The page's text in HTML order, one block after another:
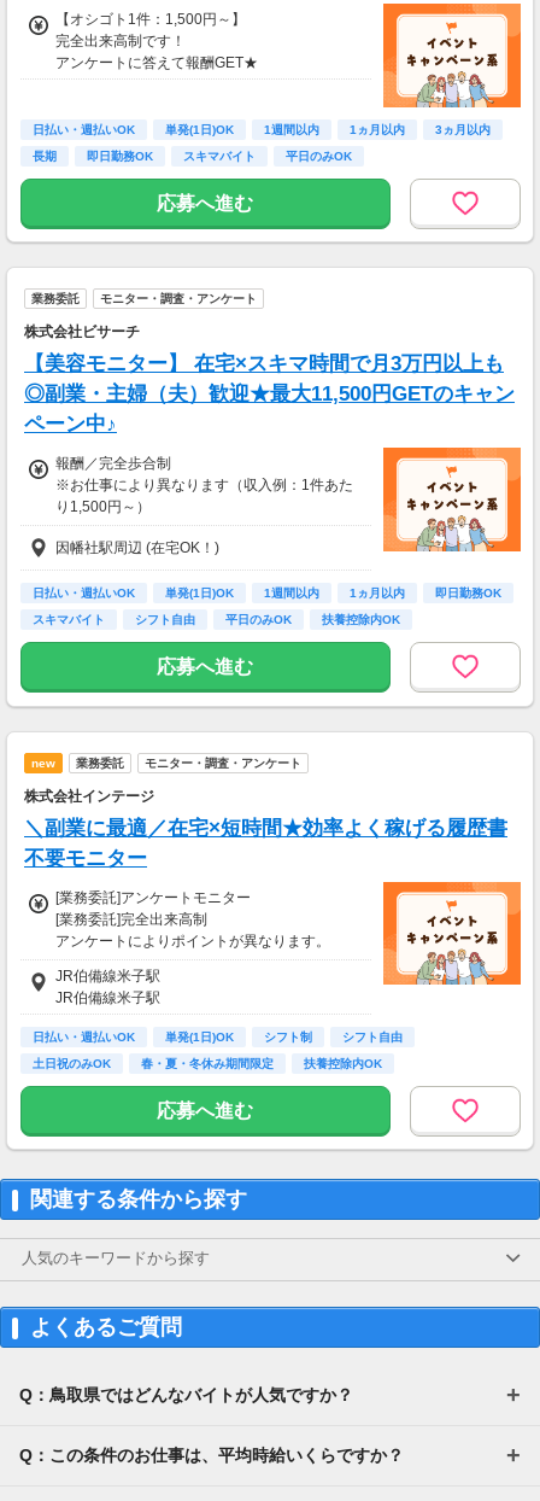
美容好きにぴったりの、楽しみながらできるお
仕事です。
・案件数 ：10～20件
・謝礼金 ：500PT（1P＝1円）＋商品提供あ
◆ 生活に役立つサービスの調査
保険相談・クレカ発行など、サービス体験後に
アンケートに回答するだけ！
・案件数 ：10～20件
・謝礼 ：2,000～10,000PT（1P＝1円）
★今だけ！お得なキャンペーン実施中★
電話セミナーに参加 & モニター応募完了で、A
mazonギフトカード2,000円分をプレゼント！
【オシゴト1件：1,500円～】
完全出来高制です！
アンケートに答えて報酬GET★
日払い・週払いOK 単発(1日)OK 1週間以内 1ヵ月以内
3ヵ月以内
長期
即日勤務OK スキマバイト 平日のみOK
応募へ進む
業務委託 モニター・調査・アンケート
株式会社ビサーチ
【美容モニター】 在宅×スキマ時間で月3万円以上も
◎副業・主婦（夫）歓迎★最大11,500円GETのキャン
ペーン中♪
報酬／完全歩合制
※お仕事により異なります（収入例：1件あた
り1,500円～）
・登録お祝い制度アリ！
最大11,500円GET！
(弊社規定による)
因幡社駅周辺 (在宅OK！)
日払い・週払いOK 単発(1日)OK 1週間以内 1ヵ月以内
即日勤務OK
スキマバイト
シフト自由 平日のみOK 扶養控除内OK
応募へ進む
new 業務委託 モニター・調査・アンケート
株式会社インテージ
＼副業に最適／在宅×短時間★効率よく稼げる履歴書
不要モニター
[業務委託]アンケートモニター
[業務委託]完全出来高制
アンケートによりポイントが異なります。
ポイントはネットポイントや電子ギフト券等に
交換可能です。
※ポイント交換先は変更となる場合があります
＜通常のアンケート＞
様々な商品やサービスの利用状況やご意見を伺
います。
2～3ポイントの簡単なアンケートから、数十～
数百ポイントのアンケートまで様々な種類があ
＜グループインタビュー＞
指定の会場にお越しいただき、3～5人程度で商
品やサービスについてお話いただきます。
1回につき、1～2時間程度で数千円程度の謝礼
【交通費】
なし
JR伯備線米子駅
JR伯備線米子駅
日払い・週払いOK 単発(1日)OK シフト制
シフト自由
土日祝のみOK
春・夏・冬休み期間限定
扶養控除内OK
副業・ＷワークOK
週2日からOK
応募へ進む
関連する条件から探す
人気のキーワードから探す
よくあるご質問
Q：鳥取県ではどんなバイトが人気ですか？
Q：この条件のお仕事は、平均時給いくらですか？